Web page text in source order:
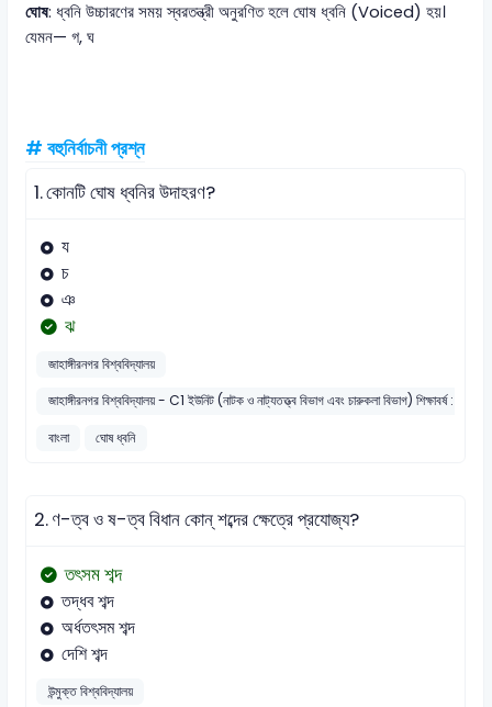
ঘোষ: ধ্বনি উচ্চারণের সময় স্বরতন্ত্রী অনুরণিত হলে ঘোষ ধ্বনি (Voiced) হয়।
যেমন— গ, ঘ
# বহুনির্বাচনী প্রশ্ন
1.কোনটি ঘোষ ধ্বনির উদাহরণ?
য
চ
ঞ
ঝ
জাহাঙ্গীরনগর বিশ্ববিদ্যালয়
জাহাঙ্গীরনগর বিশ্ববিদ্যালয় - C1 ইউনিট (নাটক ও নাট্যতত্ত্ব বিভাগ এবং চারুকলা বিভাগ) শিক্ষাবর্ষ :
বাংলা
ঘোষ ধ্বনি
2.ণ-ত্ব ও ষ-ত্ব বিধান কোন্ শব্দের ক্ষেত্রে প্রযোজ্য?
তৎসম শব্দ
তদ্ধব শব্দ
অর্ধতৎসম শব্দ
দেশি শব্দ
উন্মুক্ত বিশ্ববিদ্যালয়